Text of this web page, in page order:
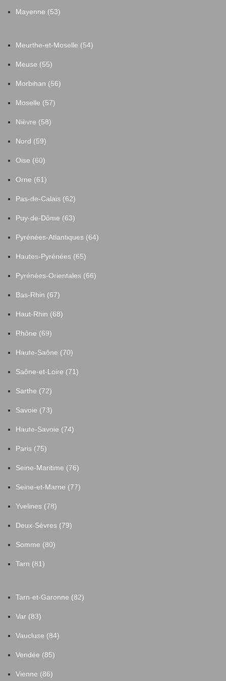
Mayenne (53)
Meurthe-et-Moselle (54)
Meuse (55)
Morbihan (56)
Moselle (57)
Nièvre (58)
Nord (59)
Oise (60)
Orne (61)
Pas-de-Calais (62)
Puy-de-Dôme (63)
Pyrénées-Atlantiques (64)
Hautes-Pyrénées (65)
Pyrénées-Orientales (66)
Bas-Rhin (67)
Haut-Rhin (68)
Rhône (69)
Haute-Saône (70)
Saône-et-Loire (71)
Sarthe (72)
Savoie (73)
Haute-Savoie (74)
Paris (75)
Seine-Maritime (76)
Seine-et-Marne (77)
Yvelines (78)
Deux-Sèvres (79)
Somme (80)
Tarn (81)
Tarn-et-Garonne (82)
Var (83)
Vaucluse (84)
Vendée (85)
Vienne (86)